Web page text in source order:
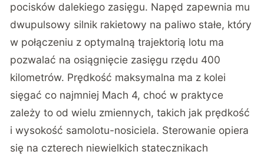
pocisków dalekiego zasięgu. Napęd zapewnia mu
dwupulsowy silnik rakietowy na paliwo stałe, który
w połączeniu z optymalną trajektorią lotu ma
pozwalać na osiągnięcie zasięgu rzędu 400
kilometrów. Prędkość maksymalna ma z kolei
sięgać co najmniej Mach 4, choć w praktyce
zależy to od wielu zmiennych, takich jak prędkość
i wysokość samolotu-nosiciela. Sterowanie opiera
się na czterech niewielkich statecznikach